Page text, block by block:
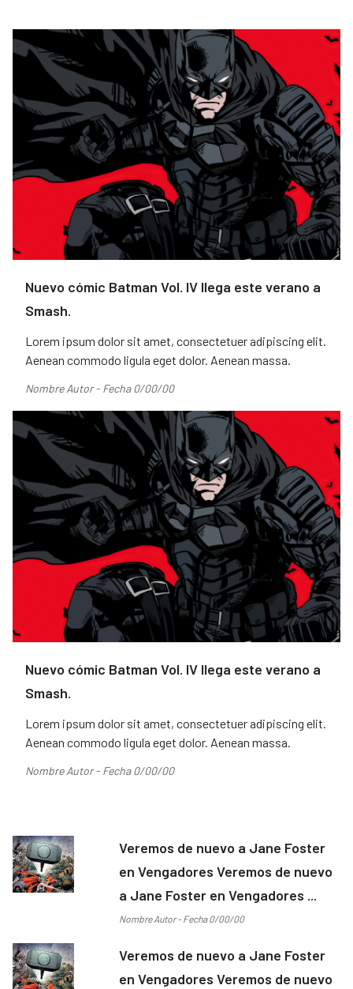
Nuevo cómic Batman Vol. IV llega este verano a
Smash.
Lorem ipsum dolor sit amet, consectetuer adipiscing elit.
Aenean commodo ligula eget dolor. Aenean massa.
Nombre Autor - Fecha 0/00/00
Nuevo cómic Batman Vol. IV llega este verano a
Smash.
Lorem ipsum dolor sit amet, consectetuer adipiscing elit.
Aenean commodo ligula eget dolor. Aenean massa.
Nombre Autor - Fecha 0/00/00
Veremos de nuevo a Jane Foster
en Vengadores Veremos de nuevo
a Jane Foster en Vengadores ...
Nombre Autor - Fecha 0/00/00
Veremos de nuevo a Jane Foster
en Vengadores Veremos de nuevo